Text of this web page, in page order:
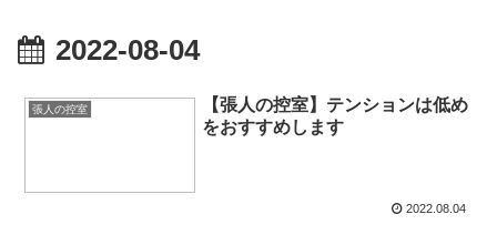
2022-08-04
張人の控室
【張人の控室】テンションは低め
をおすすめします
2022.08.04